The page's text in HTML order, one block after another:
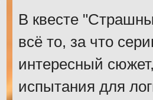
В квесте
всё то, за что
интересный
испытания для